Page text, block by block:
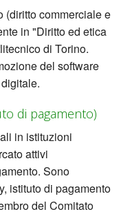
(diritto commerciale e
in "Diritto ed etica
di Torino.
del software
di pagamento)
in istituzioni
attivi
Sono
istituto di pagamento
del Comitato